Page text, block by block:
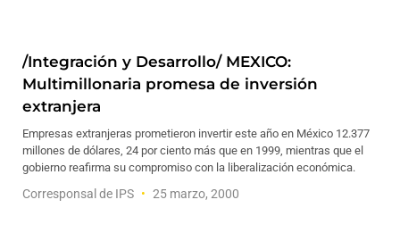
/Integración y Desarrollo/ MEXICO:
Multimillonaria promesa de inversión
extranjera
Empresas extranjeras prometieron invertir este año en México 12.377
millones de dólares, 24 por ciento más que en 1999, mientras que el
gobierno reafirma su compromiso con la liberalización económica.
Corresponsal de IPS 25 marzo, 2000